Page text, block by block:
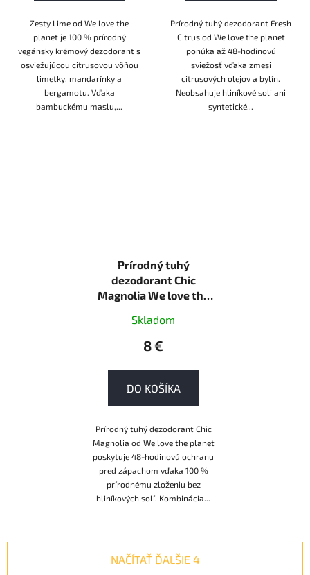
Zesty Lime od We love the
planet je 100 % prírodný
vegánsky krémový dezodorant s
osviežujúcou citrusovou vôňou
limetky, mandarínky a
bergamotu. Vďaka
bambuckému maslu,...
Prírodný tuhý dezodorant Fresh
Citrus od We love the planet
ponúka až 48-hodinovú
sviežosť vďaka zmesi
citrusových olejov a bylín.
Neobsahuje hliníkové soli ani
syntetické...
Prírodný tuhý
dezodorant Chic
Magnolia We love the
Skladom
8 €
DO KOŠÍKA
Prírodný tuhý dezodorant Chic
Magnolia od We love the planet
poskytuje 48-hodinovú ochranu
pred zápachom vďaka 100 %
prírodnému zloženiu bez
hliníkových solí. Kombinácia...
NAČÍTAŤ ĎALŠIE 4